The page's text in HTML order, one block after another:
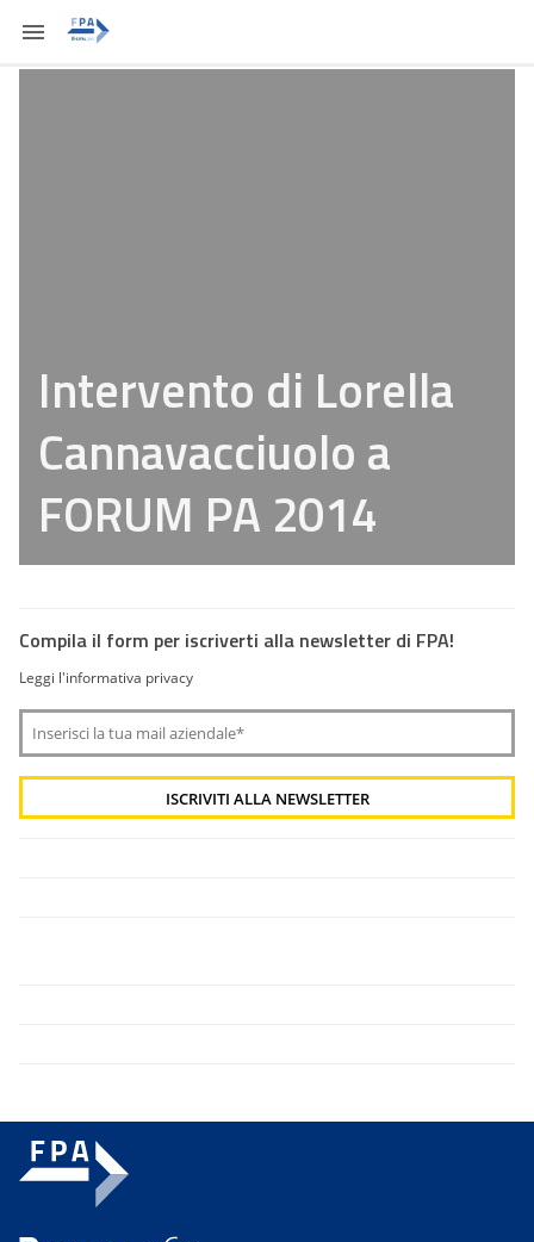
Intervento di Lorella
Cannavacciuolo a
FORUM PA 2014
Compila il form per iscriverti alla newsletter di FPA!
Leggi l'informativa privacy